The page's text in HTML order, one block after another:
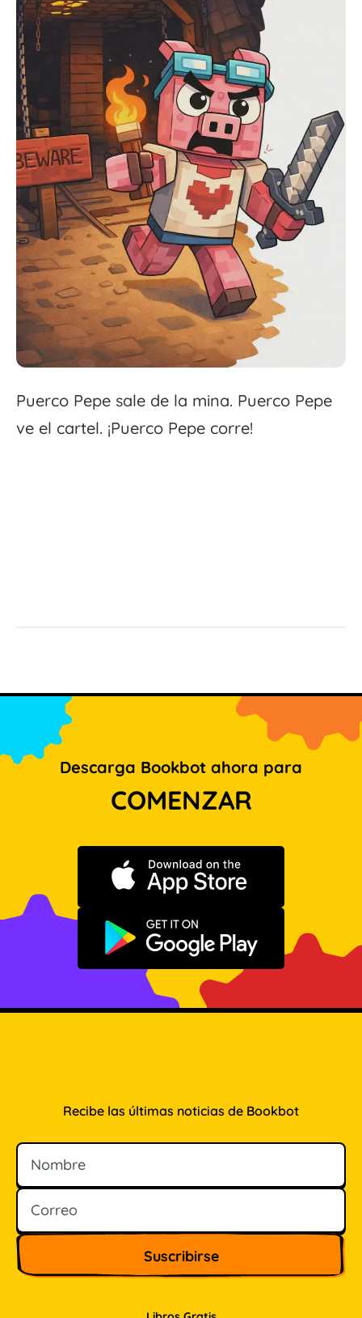
Puerco Pepe sale de la mina. Puerco Pepe
ve el cartel. ¡Puerco Pepe corre!
Descarga Bookbot ahora para
COMENZAR
Descargar en App Store
Disponible en Google Play
Recibe las últimas noticias de Bookbot
Nombre
Correo